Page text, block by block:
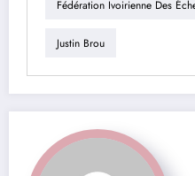
Fédération Ivoirienne Des
Justin Brou